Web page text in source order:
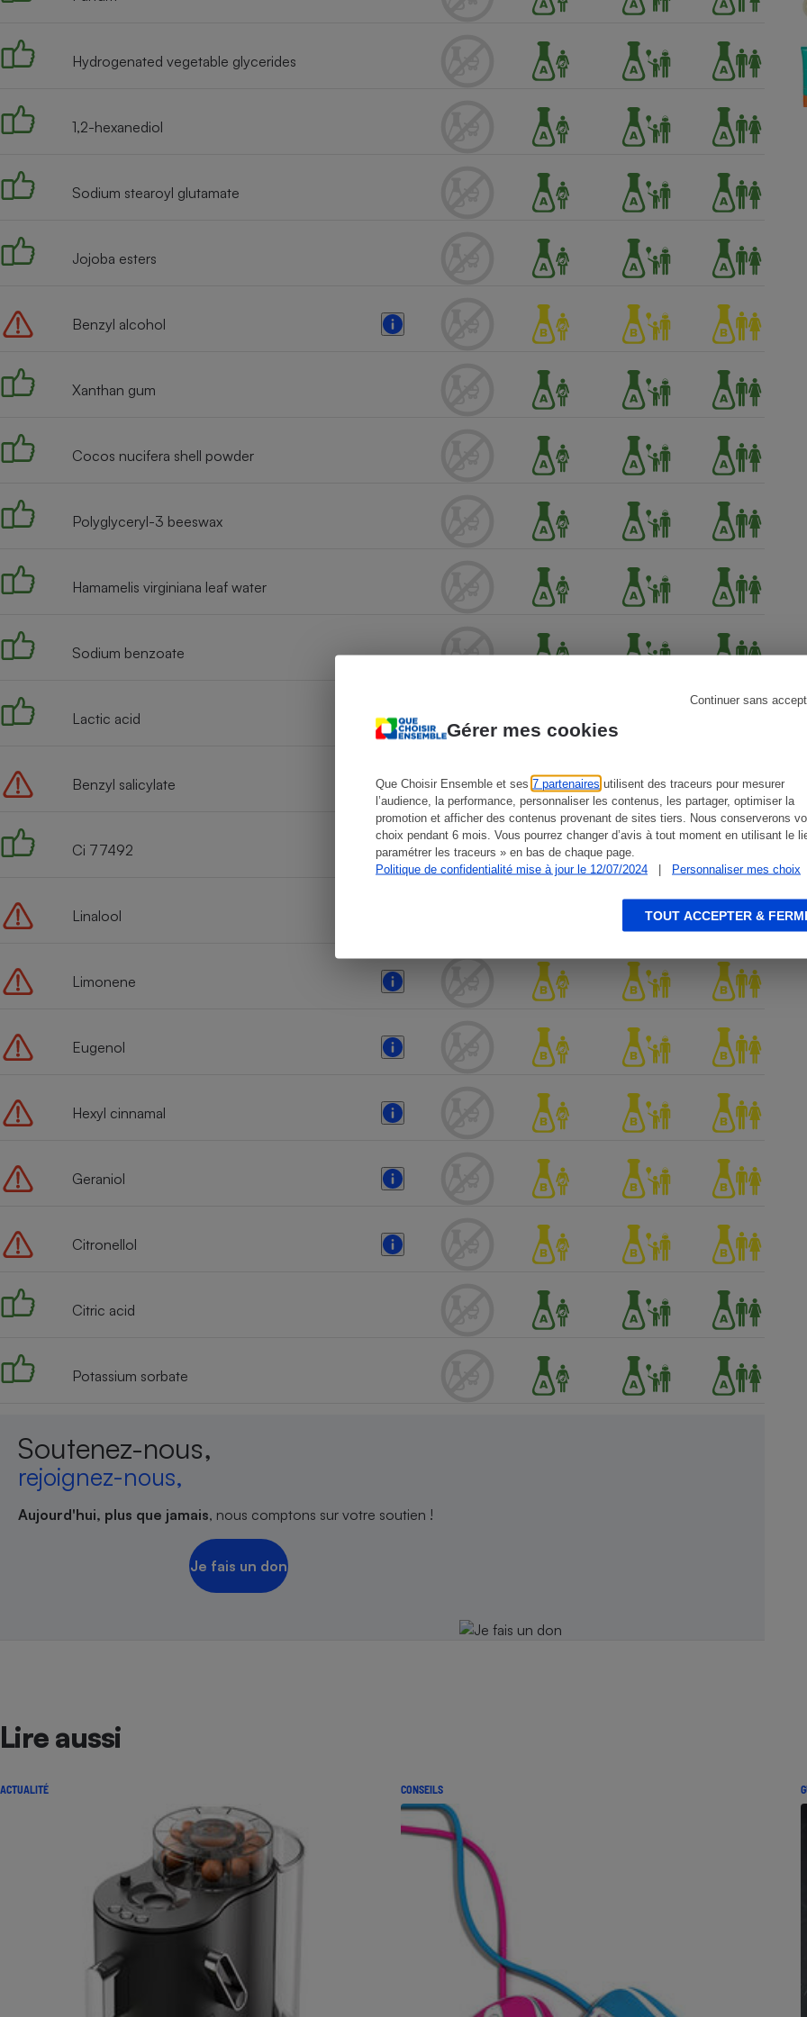
Gérer mes cookies
Que Choisir Ensemble et ses 7 partenaires utilisent des traceurs pour mesurer
l’audience, la performance, personnaliser les contenus, les partager, optimiser la
promotion et afficher des contenus provenant de sites tiers. Nous conserverons
choix pendant 6 mois. Vous pourrez changer d’avis à tout moment en utilisant le
paramétrer les traceurs » en bas de chaque page.
Politique de confidentialité mise à jour le 12/07/2024
| Personnaliser mes choix
Continuer sans
TOUT ACCEPTER &
Hydrogenated vegetable glycerides
1,2-hexanediol
Sodium stearoyl glutamate
Jojoba esters
Benzyl alcohol
Xanthan gum
Cocos nucifera shell powder
Polyglyceryl-3 beeswax
Hamamelis virginiana leaf water
Sodium benzoate
Lactic acid
Benzyl salicylate
Ci 77492
Linalool
Limonene
Eugenol
Hexyl cinnamal
Geraniol
Citronellol
Citric acid
Potassium sorbate
Soutenez-nous,
rejoignez-nous,
Aujourd'hui, plus que jamais, nous comptons sur votre soutien !
Je fais un don
Lire aussi
ACTUALITÉ CONSEILS
Téléphone mobile -
Appareil photo
numérique
Électricité - Gaz
Lessive